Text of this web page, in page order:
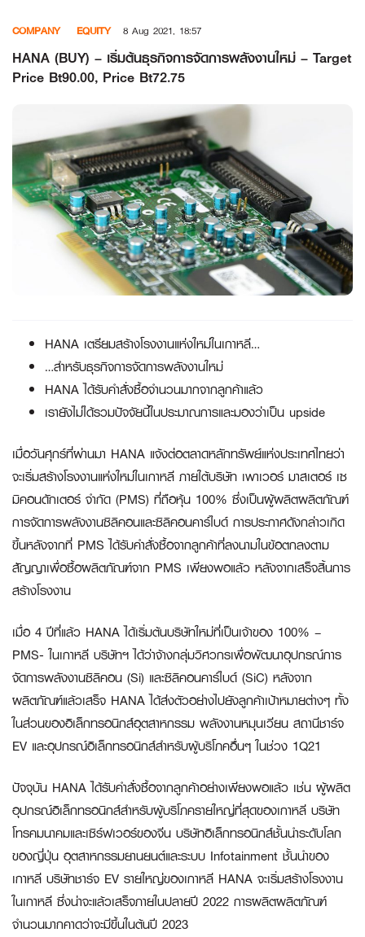
content
COMPANY EQUITY 8 Aug 2021, 18:57
HANA (BUY) – เริ่มต้นธุรกิจการจัดการพลังงานใหม่ – Target
Price Bt90.00, Price Bt72.75
HANA เตรียมสร้างโรงงานแห่งใหม่ในเกาหลี…
…สำหรับธุรกิจการจัดการพลังงานใหม่
HANA ได้รับคำสั่งซื้อจำนวนมากจากลูกค้าแล้ว
เรายังไม่ได้รวมปัจจัยนี้ในประมาณการและมองว่าเป็น upside
เมื่อวันศุกร์ที่ผ่านมา HANA แจ้งต่อตลาดหลักทรัพย์แห่งประเทศไทยว่า
จะเริ่มสร้างโรงงานแห่งใหม่ในเกาหลี ภายใต้บริษัท เพาเวอร์ มาสเตอร์ เซ
มิคอนดักเตอร์ จำกัด (PMS) ที่ถือหุ้น 100% ซึ่งเป็นผู้ผลิตผลิตภัณฑ์
การจัดการพลังงานซิลิคอนและซิลิคอนคาร์ไบด์ การประกาศดังกล่าวเกิด
ขึ้นหลังจากที่ PMS ได้รับคำสั่งซื้อจากลูกค้าที่ลงนามในข้อตกลงตาม
สัญญาเพื่อซื้อผลิตภัณฑ์จาก PMS เพียงพอแล้ว หลังจากเสร็จสิ้นการ
สร้างโรงงาน
เมื่อ 4 ปีที่แล้ว HANA ได้เริ่มต้นบริษัทใหม่ที่เป็นเจ้าของ 100% –
PMS- ในเกาหลี บริษัทฯ ได้ว่าจ้างกลุ่มวิศวกรเพื่อพัฒนาอุปกรณ์การ
จัดการพลังงานซิลิคอน (Si) และซิลิคอนคาร์ไบด์ (SiC) หลังจาก
ผลิตภัณฑ์แล้วเสร็จ HANA ได้ส่งตัวอย่างไปยังลูกค้าเป้าหมายต่างๆ ทั้ง
ในส่วนของอิเล็กทรอนิกส์อุตสาหกรรม พลังงานหมุนเวียน สถานีชาร์จ
EV และอุปกรณ์อิเล็กทรอนิกส์สำหรับผู้บริโภคอื่นๆ ในช่วง 1Q21
ปัจจุบัน HANA ได้รับคำสั่งซื้อจากลูกค้าอย่างเพียงพอแล้ว เช่น ผู้ผลิต
อุปกรณ์อิเล็กทรอนิกส์สำหรับผู้บริโภครายใหญ่ที่สุดของเกาหลี บริษัท
โทรคมนาคมและเซิร์ฟเวอร์ของจีน บริษัทอิเล็กทรอนิกส์ชั้นนำระดับโลก
ของญี่ปุ่น อุตสาหกรรมยานยนต์และระบบ Infotainment ชั้นนำของ
เกาหลี บริษัทชาร์จ EV รายใหญ่ของเกาหลี HANA จะเริ่มสร้างโรงงาน
ในเกาหลี ซึ่งน่าจะแล้วเสร็จภายในปลายปี 2022 การผลิตผลิตภัณฑ์
จำนวนมากคาดว่าจะมีขึ้นในต้นปี 2023